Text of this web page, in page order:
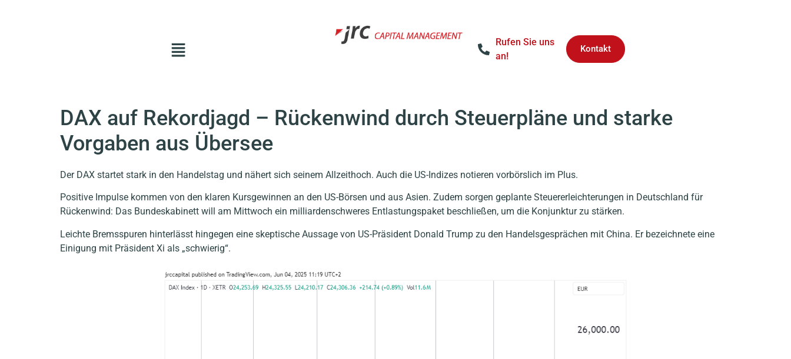
Rufen Sie uns
an!
Kontakt
DAX auf Rekordjagd – Rückenwind durch Steuerpläne und starke
Vorgaben aus Übersee
Der DAX startet stark in den Handelstag und nähert sich seinem Allzeithoch. Auch die US-Indizes notieren vorbörslich im Plus.
Positive Impulse kommen von den klaren Kursgewinnen an den US-Börsen und aus Asien. Zudem sorgen geplante Steuererleichterungen in Deutschland für
Rückenwind: Das Bundeskabinett will am Mittwoch ein milliardenschweres Entlastungspaket beschließen, um die Konjunktur zu stärken.
Leichte Bremsspuren hinterlässt hingegen eine skeptische Aussage von US-Präsident Donald Trump zu den Handelsgesprächen mit China. Er bezeichnete eine
Einigung mit Präsident Xi als „schwierig“.